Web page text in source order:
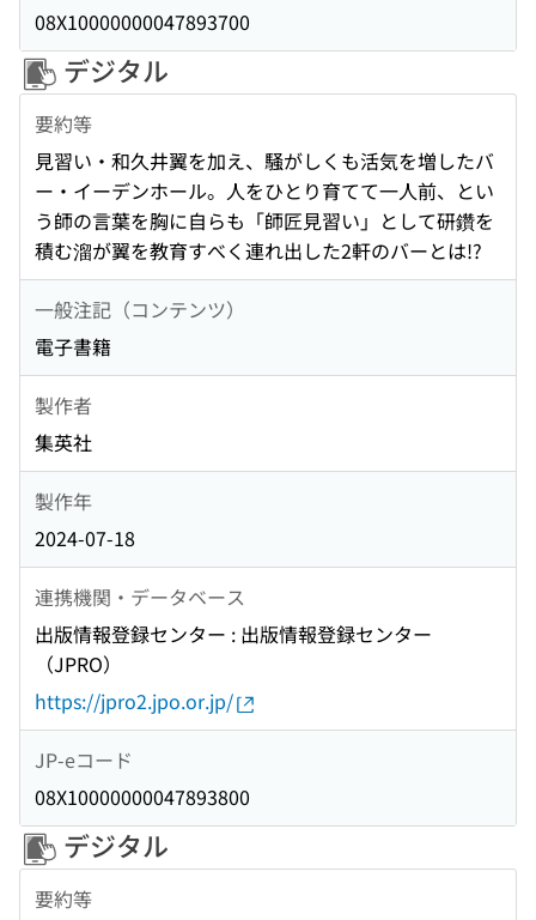
08X10000000047893700
デジタル
要約等
見習い・和久井翼を加え、騒がしくも活気を増したバ
ー・イーデンホール。人をひとり育てて一人前、とい
う師の言葉を胸に自らも「師匠見習い」として研鑽を
積む溜が翼を教育すべく連れ出した2軒のバーとは!?
一般注記（コンテンツ）
電子書籍
製作者
集英社
製作年
2024-07-18
連携機関・データベース
出版情報登録センター : 出版情報登録センター
（JPRO）
https://jpro2.jpo.or.jp/
JP-eコード
08X10000000047893800
デジタル
要約等